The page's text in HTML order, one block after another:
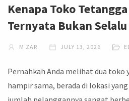
Kenapa Toko
Ternyata Bukan
M ZAR JULY 13, 2026
Pernahkah Anda melihat dua toko
hampir sama, berada di lokasi